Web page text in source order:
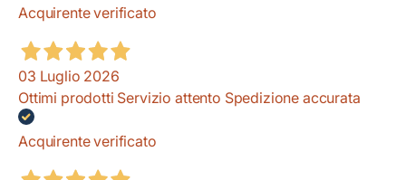
Acquirente verificato
03 Luglio 2026
Ottimi prodotti Servizio attento Spedizione accurata
Acquirente verificato